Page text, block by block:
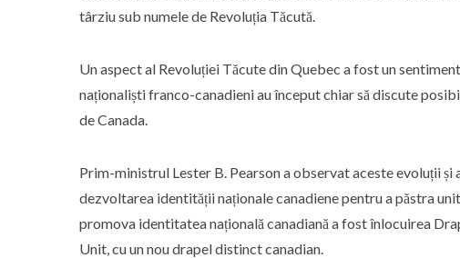
târziu sub numele de Revoluția Tăcută.
Un aspect al Revoluției Tăcute din Quebec a fost un
naționaliști franco-canadieni au început chiar să discute
de Canada.
Prim-ministrul Lester B. Pearson a observat aceste evoluții și
dezvoltarea identității naționale canadiene pentru a păstra
promova identitatea națională canadiană a fost înlocuirea
Unit, cu un nou drapel distinct canadian.